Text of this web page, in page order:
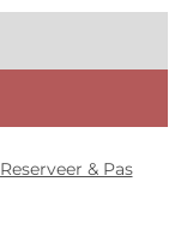
Reserveer & Pas